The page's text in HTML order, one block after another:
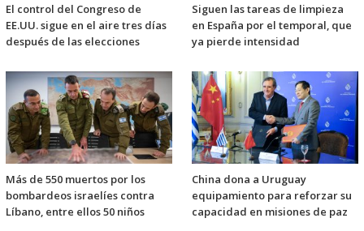
El control del Congreso de
EE.UU. sigue en el aire tres días
después de las elecciones
Siguen las tareas de limpieza
en España por el temporal, que
ya pierde intensidad
Más de 550 muertos por los
bombardeos israelíes contra
Líbano, entre ellos 50 niños
China dona a Uruguay
equipamiento para reforzar su
capacidad en misiones de paz